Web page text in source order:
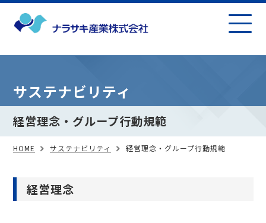
サステナビリティ
経営理念・グループ行動規範
HOME サステナビリティ 経営理念・グループ行動規範
経営理念